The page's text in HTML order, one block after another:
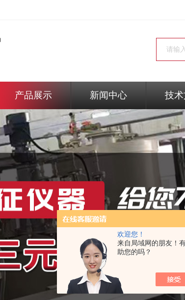
欢迎您！
来自局域网的朋友！
助您的吗？
产品展示 新闻中心 技